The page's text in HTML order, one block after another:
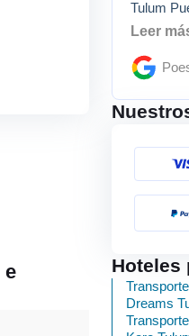
e
Tulum
Leer
Hoteles
Dreams